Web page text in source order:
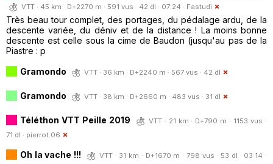
VTT · 45 km · D+2270 m · 591 vus · 42 dl · 07:24 · Fastudi
Très beau tour complet, des portages, du pédalage ardu, de la
descente variée, du déniv et de la distance ! La moins bonne
descente est celle sous la cime de Baudon (jusqu'au pas de la
Piastre : p
Gramondo
VTT · 36 km · D+2240 m · 567 vus · 42 dl
Gramondo VTT · 38 km · D+2660 m · 483 vus · 31 dl
Téléthon VTT Peille 2019
VTT · 21 km · D+790 m · 1153 vus ·
71 dl · pierrot.06
Oh la vache !!!
VTT · 31 km · D+1670 m · 798 vus · 53 dl · 03:14 ·